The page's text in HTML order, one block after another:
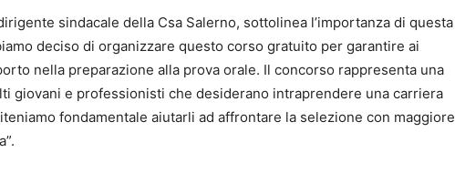
sindacale della Csa Salerno, sottolinea l’importanza di questa
deciso di organizzare questo corso gratuito per garantire ai
nella preparazione alla prova orale. Il concorso rappresenta una
giovani e professionisti che desiderano intraprendere una carriera
fondamentale aiutarli ad affrontare la selezione con maggiore